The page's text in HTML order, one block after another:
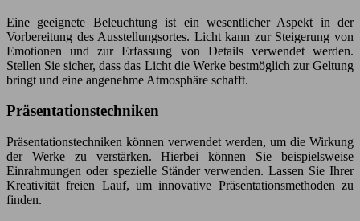
Eine geeignete Beleuchtung ist ein wesentlicher Aspekt in der
Vorbereitung des Ausstellungsortes. Licht kann zur Steigerung von
Emotionen und zur Erfassung von Details verwendet werden.
Stellen Sie sicher, dass das Licht die Werke bestmöglich zur Geltung
bringt und eine angenehme Atmosphäre schafft.
Präsentationstechniken
Präsentationstechniken können verwendet werden, um die Wirkung
der Werke zu verstärken. Hierbei können Sie beispielsweise
Einrahmungen oder spezielle Ständer verwenden. Lassen Sie Ihrer
Kreativität freien Lauf, um innovative Präsentationsmethoden zu
finden.